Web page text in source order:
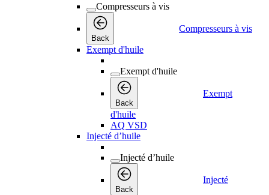
Compresseurs à vis
Back
Compresseurs à vis
Exempt d'huile
Exempt d'huile
Back
Exempt
d'huile
AQ VSD
Injecté d’huile
Injecté d’huile
Back
Injecté